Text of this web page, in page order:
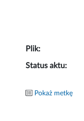
Plik:
Status aktu:
Pokaż metkę